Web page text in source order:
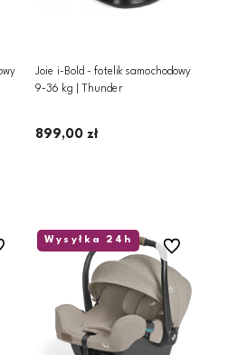
Joie i-Bold - fotelik samochodowy
9-36 kg | Thunder
899,00 zł
ulubionych
Wysyłka 24h
Do ulubionych